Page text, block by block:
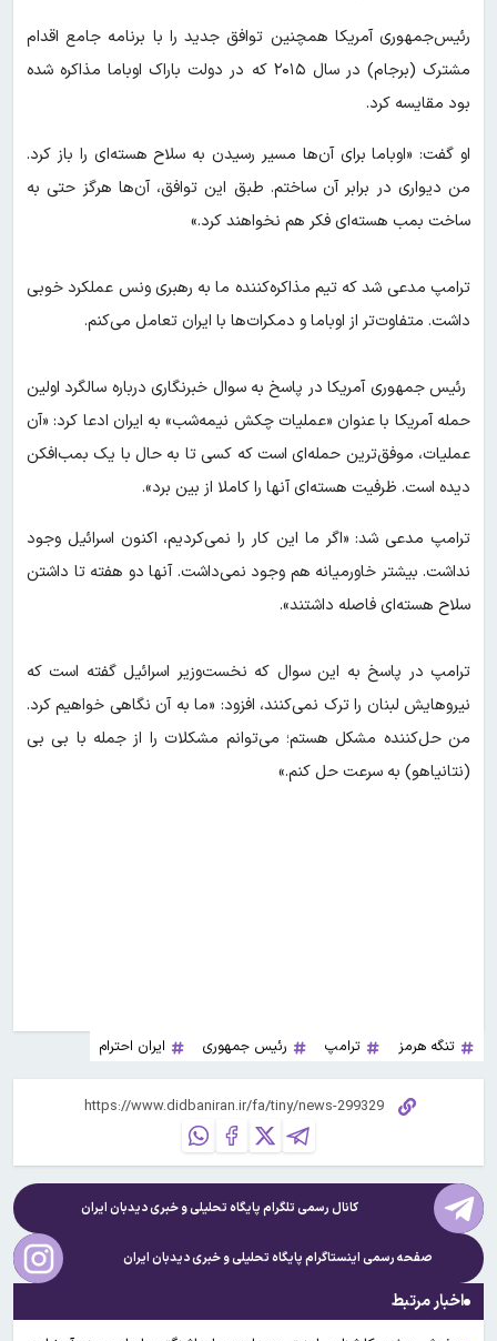
رئیس‌جمهوری آمریکا همچنین توافق جدید را با برنامه جامع اقدام
مشترک (برجام) در سال ۲۰۱۵ که در دولت باراک اوباما مذاکره شده
بود مقایسه کرد.
او گفت: «اوباما برای آن‌ها مسیر رسیدن به سلاح هسته‌ای را باز کرد.
من دیواری در برابر آن ساختم. طبق این توافق، آن‌ها هرگز حتی به
ساخت بمب هسته‌ای فکر هم نخواهند کرد.»
ترامپ مدعی شد که تیم مذاکره‌کننده ما به رهبری ونس عملکرد خوبی
داشت. متفاوت‌تر از اوباما و دمکرات‌ها با ایران تعامل می‌کنم.
رئیس جمهوری آمریکا در پاسخ به سوال خبرنگاری درباره سالگرد اولین
حمله آمریکا با عنوان «عملیات چکش نیمه‌شب» به ایران ادعا کرد: «آن
عملیات، موفق‌ترین حمله‌ای است که کسی تا به حال با یک بمب‌افکن
دیده است. ظرفیت هسته‌ای آنها را کاملا از بین برد».
ترامپ مدعی شد: «اگر ما این کار را نمی‌کردیم، اکنون اسرائیل وجود
نداشت. بیشتر خاورمیانه هم وجود نمی‌داشت. آنها دو هفته تا داشتن
سلاح هسته‌ای فاصله داشتند».
ترامپ در پاسخ به این سوال که نخست‌وزیر اسرائیل گفته است که
نیروهایش لبنان را ترک نمی‌کنند، افزود: «ما به آن نگاهی خواهیم کرد.
من حل‌کننده مشکل هستم؛ می‌توانم مشکلات را از جمله با بی بی
(نتانیاهو) به سرعت حل کنم.»
تنگه هرمز ترامپ رئیس جمهوری ایران احترام
کانال رسمی تلگرام پایگاه تحلیلی و خبریدیدبان ایران
صفحه رسمی اینستاگرام پایگاه تحلیلی و خبریدیدبان ایران
اخبار مرتبط